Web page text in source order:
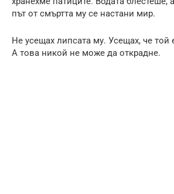
път от смъртта му се настани мир.
Не усещах липсата му. Усещах, че той
А това никой не може да открадне.